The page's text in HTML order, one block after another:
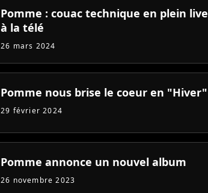
Pomme : couac technique en plein live
à la télé
26 mars 2024
Pomme nous brise le coeur en "Hiver"
29 février 2024
Pomme annonce un nouvel album
26 novembre 2023